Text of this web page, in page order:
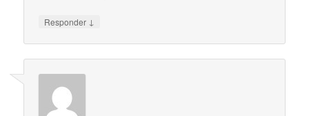
Responder ↓